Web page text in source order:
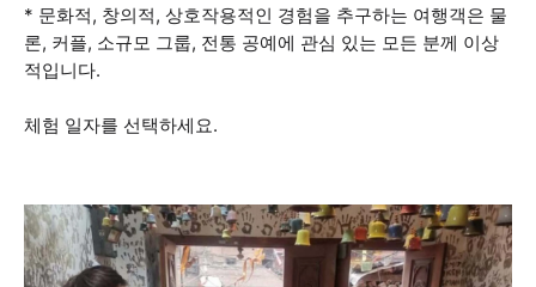
* 문화적, 창의적, 상호작용적인 경험을 추구하는 여행객은 물
론, 커플, 소규모 그룹, 전통 공예에 관심 있는 모든 분께 이상
적입니다.
체험 일자를 선택하세요.